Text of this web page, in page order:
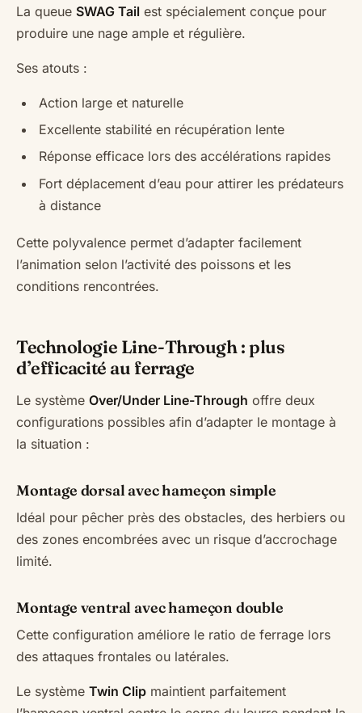
La queue SWAG Tail est spécialement conçue pour
produire une nage ample et régulière.
Ses atouts :
Action large et naturelle
Excellente stabilité en récupération lente
Réponse efficace lors des accélérations rapides
Fort déplacement d’eau pour attirer les prédateurs
à distance
Cette polyvalence permet d’adapter facilement
l’animation selon l’activité des poissons et les
conditions rencontrées.
Technologie Line-Through : plus
d’efficacité au ferrage
Le système Over/Under Line-Through offre deux
configurations possibles afin d’adapter le montage à
la situation :
Montage dorsal avec hameçon simple
Idéal pour pêcher près des obstacles, des herbiers ou
des zones encombrées avec un risque d’accrochage
limité.
Montage ventral avec hameçon double
Cette configuration améliore le ratio de ferrage lors
des attaques frontales ou latérales.
Le système Twin Clip maintient parfaitement